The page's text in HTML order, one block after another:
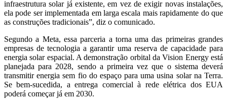
infraestrutura solar já existente, em vez de exigir novas instalações,
ela pode ser implementada em larga escala mais rapidamente do que
as construções tradicionais”, diz o comunicado.
Segundo a Meta, essa parceria a torna uma das primeiras grandes
empresas de tecnologia a garantir uma reserva de capacidade para
energia solar espacial. A demonstração orbital da Vision Energy está
planejada para 2028, sendo a primeira vez que o sistema deverá
transmitir energia sem fio do espaço para uma usina solar na Terra.
Se bem-sucedida, a entrega comercial à rede elétrica dos EUA
poderá começar já em 2030.